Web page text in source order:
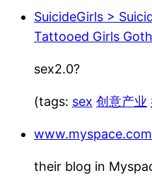
SuicideGirls >
Tattooed Girls
sex2.0?
(tags: sex 创意产业
their blog in